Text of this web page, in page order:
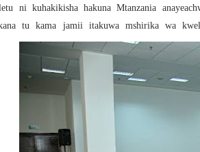
ni kuhakikisha hakuna Mtanzania
tu kama jamii itakuwa mshirika wa